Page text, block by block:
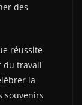
des
réussite
du travail
la
souvenirs